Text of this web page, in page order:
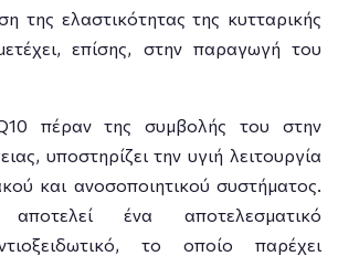
της ελαστικότητας της κυτταρικής
επίσης, στην παραγωγή του
πέραν της συμβολής του στην
υποστηρίζει την υγιή λειτουργία
και ανοσοποιητικού συστήματος.
αποτελεί ένα αποτελεσματικό
το οποίο παρέχει